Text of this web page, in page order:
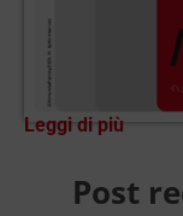
Leggi di più
Post